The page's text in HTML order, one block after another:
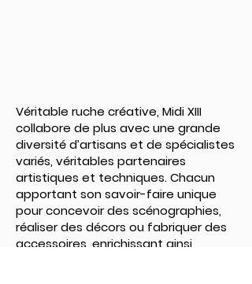
Véritable ruche créative, Midi XIII
collabore de plus avec une grande
diversité d’artisans et de spécialistes
variés, véritables partenaires
artistiques et techniques. Chacun
apportant son savoir-faire unique
pour concevoir des scénographies,
réaliser des décors ou fabriquer des
accessoires, enrichissant ainsi